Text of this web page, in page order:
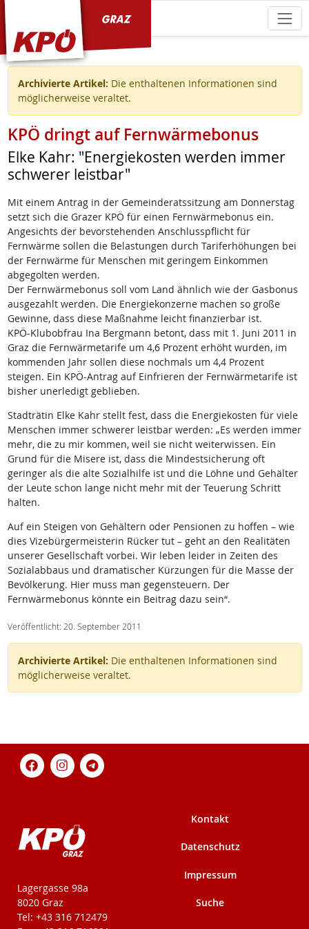
Archivierte Artikel: Die enthaltenen Informationen sind
möglicherweise veraltet.
KPÖ dringt auf Fernwärmebonus
Elke Kahr: "Energiekosten werden immer
schwerer leistbar"
Mit einem Antrag in der Gemeinderatssitzung am Donnerstag
setzt sich die Grazer KPÖ für einen Fernwärmebonus ein.
Angesichts der bevorstehenden Anschlusspflicht für
Fernwärme sollen die Belastungen durch Tariferhöhungen bei
der Fernwärme für Menschen mit geringem Einkommen
abgegolten werden.
Der Fernwärmebonus soll vom Land ähnlich wie der Gasbonus
ausgezahlt werden. Die Energiekonzerne machen so große
Gewinne, dass diese Maßnahme leicht finanzierbar ist.
KPÖ-Klubobfrau Ina Bergmann betont, dass mit 1. Juni 2011 in
Graz die Fernwärmetarife um 4,6 Prozent erhöht wurden, im
kommenden Jahr sollen diese nochmals um 4,4 Prozent
steigen. Ein KPÖ-Antrag auf Einfrieren der Fernwärmetarife ist
bisher unerledigt geblieben.
Stadträtin Elke Kahr stellt fest, dass die Energiekosten für viele
Menschen immer schwerer leistbar werden: „Es werden immer
mehr, die zu mir kommen, weil sie nicht weiterwissen. Ein
Grund für die Misere ist, dass die Mindestsicherung oft
geringer als die alte Sozialhilfe ist und die Löhne und Gehälter
der Leute schon lange nicht mehr mit der Teuerung Schritt
halten.
Auf ein Steigen von Gehältern oder Pensionen zu hoffen – wie
dies Vizebürgermeisterin Rücker tut – geht an den Realitäten
unserer Gesellschaft vorbei. Wir leben leider in Zeiten des
Sozialabbaus und dramatischer Kürzungen für die Masse der
Bevölkerung. Hier muss man gegensteuern. Der
Fernwärmebonus könnte ein Beitrag dazu sein“.
Veröffentlicht: 20. September 2011
Archivierte Artikel: Die enthaltenen Informationen sind
möglicherweise veraltet.
KPÖ-Steiermark
Lagergasse 98a
8020 Graz
Tel: +43 316 712479
Kontakt
Datenschutz
Impressum
Suche